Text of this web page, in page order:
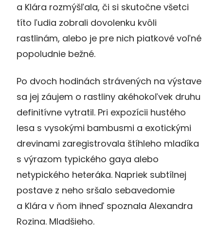
a Klára rozmýšľala, či si skutočne všetci
títo ľudia zobrali dovolenku kvôli
rastlinám, alebo je pre nich piatkové voľné
popoludnie bežné.
Po dvoch hodinách strávených na výstave
sa jej záujem o rast­liny akéhokoľvek druhu
definitívne vytratil. Pri expozí­cii hustého
lesa s vysokými bambusmi a exotickými
drevina­mi zaregistrovala štíhleho mladíka
s výrazom typického gaya alebo
netypického heteráka. Napriek subtílnej
postave z neho sršalo sebavedomie
a Klára v ňom ihneď spoznala Alexandra
Rozina. Mladšieho.